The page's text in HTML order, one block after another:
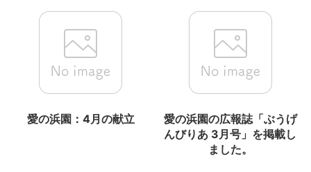
愛の浜園：4月の献立
愛の浜園の広報誌「ぶうげ
んびりあ 3月号」を掲載し
ました。